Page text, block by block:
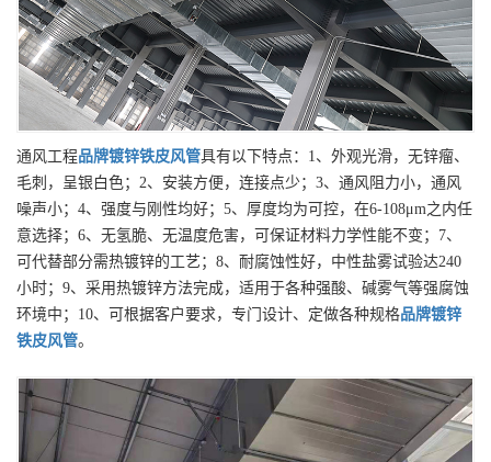
通风工程品牌镀锌铁皮风管具有以下特点：1、外观光滑，无锌瘤、
毛刺，呈银白色；2、安装方便，连接点少；3、通风阻力小，通风
噪声小；4、强度与刚性均好；5、厚度均为可控，在6-108μm之内任
意选择；6、无氢脆、无温度危害，可保证材料力学性能不变；7、
可代替部分需热镀锌的工艺；8、耐腐蚀性好，中性盐雾试验达240
小时；9、采用热镀锌方法完成，适用于各种强酸、碱雾气等强腐蚀
环境中；10、可根据客户要求，专门设计、定做各种规格品牌镀锌
铁皮风管。